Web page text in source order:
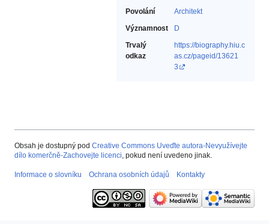
Povolání
Architekt‎
Významnost
D
Trvalý
odkaz
https://biography.hiu.c
as.cz/pageid/13621
3
Obsah je dostupný pod Creative Commons Uveďte autora-Nevyužívejte
dílo komerčně-Zachovejte licenci, pokud není uvedeno jinak.
Informace o slovníku Ochrana osobních údajů Kontakty